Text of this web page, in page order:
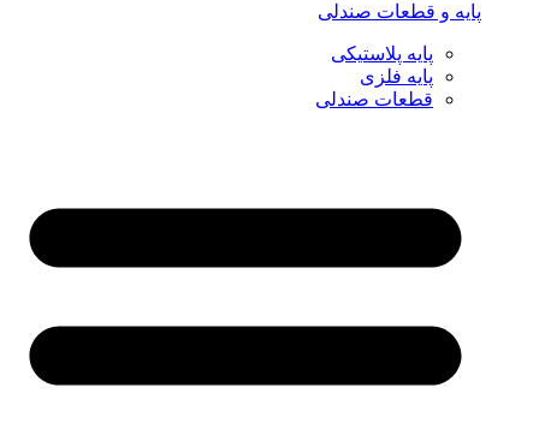
پایه و قطعات صندلی
پایه پلاستیکی
پایه فلزی
قطعات صندلی